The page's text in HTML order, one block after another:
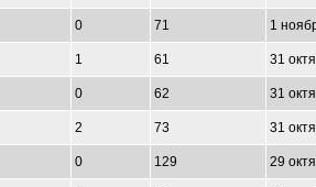
0 71 1
1 61 31
0 62 31
2 73 31
0 129 29